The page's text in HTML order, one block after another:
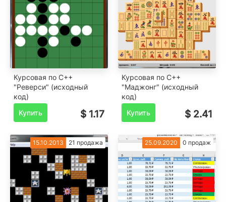
Курсовая по C++
"Реверси" (исходный
код)
Купить
$ 1.17
Курсовая по C++
"Маджонг" (исходный
код)
Купить
$ 2.41
15.10.2013 21 продажа 25.09.2020 0 продаж